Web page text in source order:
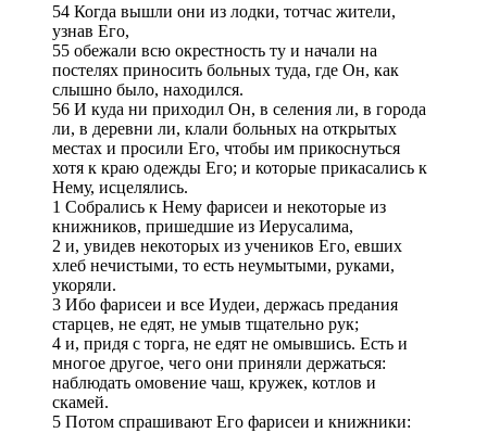
54 Когда вышли они из лодки, тотчас жители,
узнав Его,
55 обежали всю окрестность ту и начали на
постелях приносить больных туда, где Он, как
слышно было, находился.
56 И куда ни приходил Он, в селения ли, в города
ли, в деревни ли, клали больных на открытых
местах и просили Его, чтобы им прикоснуться
хотя к краю одежды Его; и которые прикасались к
Нему, исцелялись.
1 Собрались к Нему фарисеи и некоторые из
книжников, пришедшие из Иерусалима,
2 и, увидев некоторых из учеников Его, евших
хлеб нечистыми, то есть неумытыми, руками,
укоряли.
3 Ибо фарисеи и все Иудеи, держась предания
старцев, не едят, не умыв тщательно рук;
4 и, придя с торга, не едят не омывшись. Есть и
многое другое, чего они приняли держаться:
наблюдать омовение чаш, кружек, котлов и
скамей.
5 Потом спрашивают Его фарисеи и книжники: